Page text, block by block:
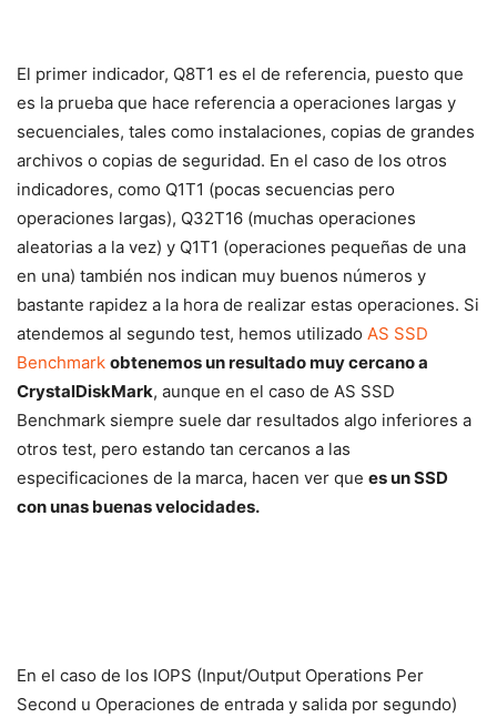
El primer indicador, Q8T1 es el de referencia, puesto que
es la prueba que hace referencia a operaciones largas y
secuenciales, tales como instalaciones, copias de grandes
archivos o copias de seguridad. En el caso de los otros
indicadores, como Q1T1 (pocas secuencias pero
operaciones largas), Q32T16 (muchas operaciones
aleatorias a la vez) y Q1T1 (operaciones pequeñas de una
en una) también nos indican muy buenos números y
bastante rapidez a la hora de realizar estas operaciones. Si
atendemos al segundo test, hemos utilizado AS SSD
Benchmark obtenemos un resultado muy cercano a
CrystalDiskMark, aunque en el caso de AS SSD
Benchmark siempre suele dar resultados algo inferiores a
otros test, pero estando tan cercanos a las
especificaciones de la marca, hacen ver que es un SSD
con unas buenas velocidades.
En el caso de los IOPS (Input/Output Operations Per
Second u Operaciones de entrada y salida por segundo)